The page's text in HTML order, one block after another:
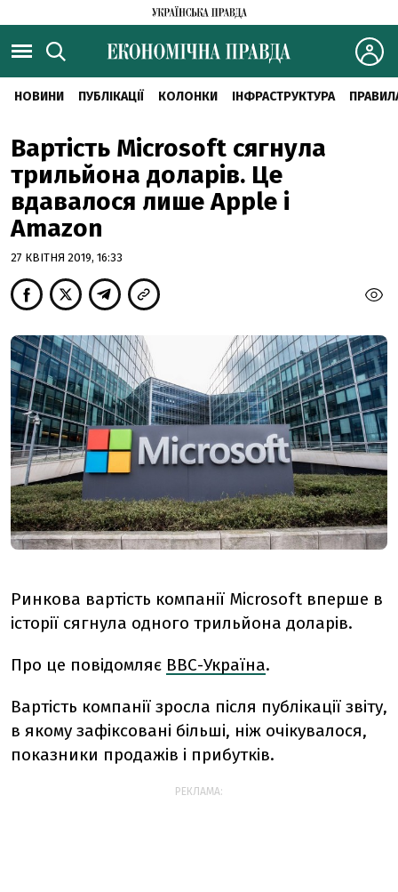
НОВИНИ ПУБЛІКАЦІЇ КОЛОНКИ ІНФРАСТРУКТУРА
Вартість Microsoft сягнула
трильйона доларів. Це
вдавалося лише Apple і
Amazon
27 КВІТНЯ 2019, 16:33
Ринкова вартість компанії Microsoft вперше в
історії сягнула одного трильйона доларів.
Про це повідомляє ВВС-Україна.
Вартість компанії зросла після публікації звіту,
в якому зафіксовані більші, ніж очікувалося,
показники продажів і прибутків.
РЕКЛАМА: